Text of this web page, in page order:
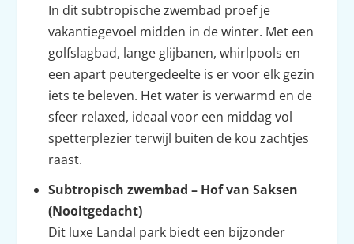
In dit subtropische zwembad proef je
vakantiegevoel midden in de winter. Met een
golfsla­gbad, lange glijbanen, whirlpools en
een apart peutergedeelte is er voor elk gezin
iets te beleven. Het water is verwarmd en de
sfeer relaxed, ideaal voor een middag vol
spetterplezier terwijl buiten de kou zachtjes
raast.
Subtropisch zwembad – Hof van Saksen
(Nooitgedacht)
Dit luxe Landal park biedt een bijzonder